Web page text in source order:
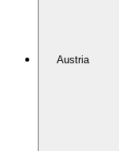
Austria